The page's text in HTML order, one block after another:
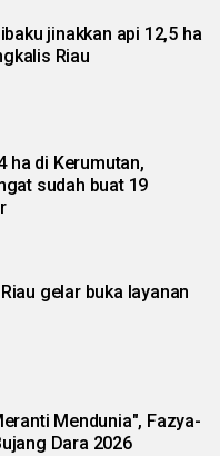
jinakkan api 12,5 ha
Riau
ha di Kerumutan,
sudah buat 19
gelar buka layanan
Mendunia", Fazya-
Dara 2026